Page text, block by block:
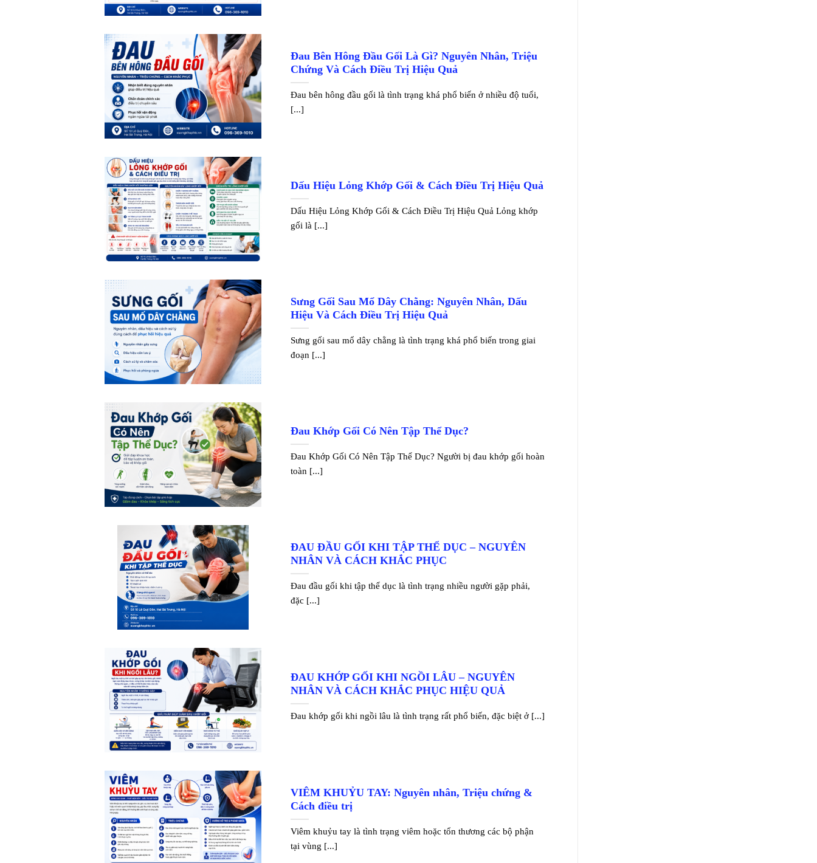
Đau Bên Hông Đầu Gối Là Gì? Nguyên Nhân, Triệu
Chứng Và Cách Điều Trị Hiệu Quả
Đau bên hông đầu gối là tình trạng khá phổ biến ở nhiều độ tuổi,
[...]
Dấu Hiệu Lỏng Khớp Gối & Cách Điều Trị Hiệu Quả
Dấu Hiệu Lỏng Khớp Gối & Cách Điều Trị Hiệu Quả Lỏng khớp
gối là [...]
Sưng Gối Sau Mổ Dây Chằng: Nguyên Nhân, Dấu
Hiệu Và Cách Điều Trị Hiệu Quả
Sưng gối sau mổ dây chằng là tình trạng khá phổ biến trong giai
đoạn [...]
Đau Khớp Gối Có Nên Tập Thể Dục?
Đau Khớp Gối Có Nên Tập Thể Dục? Người bị đau khớp gối hoàn
toàn [...]
ĐAU ĐẦU GỐI KHI TẬP THỂ DỤC – NGUYÊN
NHÂN VÀ CÁCH KHẮC PHỤC
Đau đầu gối khi tập thể dục là tình trạng nhiều người gặp phải,
đặc [...]
ĐAU KHỚP GỐI KHI NGỒI LÂU – NGUYÊN
NHÂN VÀ CÁCH KHẮC PHỤC HIỆU QUẢ
Đau khớp gối khi ngồi lâu là tình trạng rất phổ biến, đặc biệt ở [...]
VIÊM KHUỶU TAY: Nguyên nhân, Triệu chứng &
Cách điều trị
Viêm khuỷu tay là tình trạng viêm hoặc tổn thương các bộ phận
tại vùng [...]